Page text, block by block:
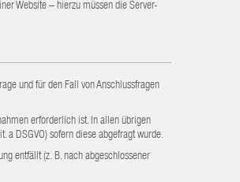
Website – hierzu müssen die Server-
und für den Fall von Anschlussfragen
erforderlich ist. In allen übrigen
a DSGVO) sofern diese abgefragt wurde.
entfällt (z. B. nach abgeschlossener